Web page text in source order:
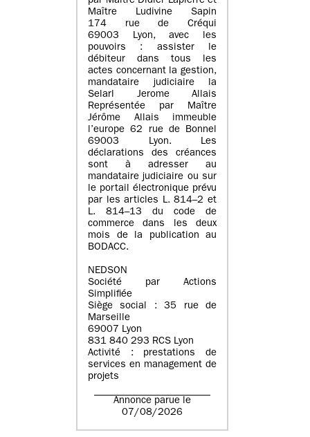
Maître Ludivine Sapin
174 rue de Créqui
69003 Lyon, avec les
pouvoirs : assister le
débiteur dans tous les
actes concernant la gestion,
mandataire judiciaire la
Selarl Jerome Allais
Représentée par Maître
Jérôme Allais immeuble
l’europe 62 rue de Bonnel
69003 Lyon. Les
déclarations des créances
sont à adresser au
mandataire judiciaire ou sur
le portail électronique prévu
par les articles L. 814–2 et
L. 814–13 du code de
commerce dans les deux
mois de la publication au
BODACC.
NEDSON
Société par Actions
Simplifiée
Siège social : 35 rue de
Marseille
69007 Lyon
831 840 293 RCS Lyon
Activité : prestations de
services en management de
projets
Annonce parue le
07/08/2026